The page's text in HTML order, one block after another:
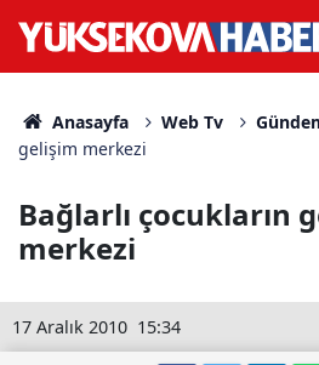
Anasayfa Web Tv
gelişim merkezi
Bağlarlı çocukların
merkezi
15:34
17 Aralık 2010